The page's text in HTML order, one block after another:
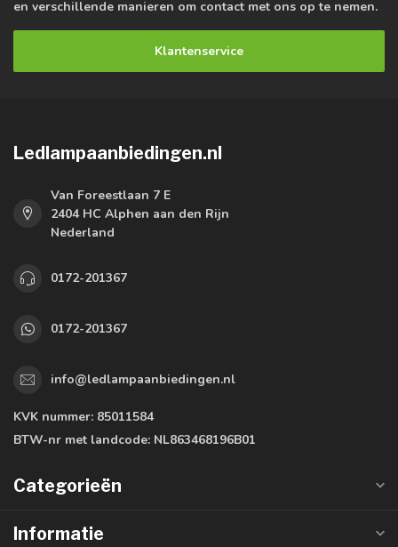
en verschillende manieren om contact met ons op te nemen.
Klantenservice
Ledlampaanbiedingen.nl
Van Foreestlaan 7 E
2404 HC Alphen aan den Rijn
Nederland
0172-201367
0172-201367
info@ledlampaanbiedingen.nl
KVK nummer: 85011584
BTW-nr met landcode: NL863468196B01
Categorieën
Informatie